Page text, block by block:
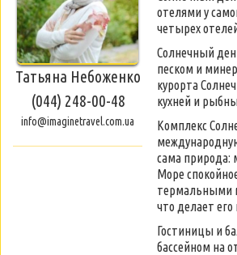
Татьяна Небоженко
(044) 248-00-48
info@imaginetravel.com.ua
отелями у
четырех
Солнечный
песком и
курорта
кухней и
Комплекс
сама природа:
Море
термальными
что делает
Гостиницы и
бассейном на